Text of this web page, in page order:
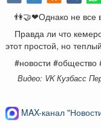
👫🤝❤Однако не все
Правда ли что
этот простой, но
#новости #общество
Видео: VK Кузбасс
MAX-канал